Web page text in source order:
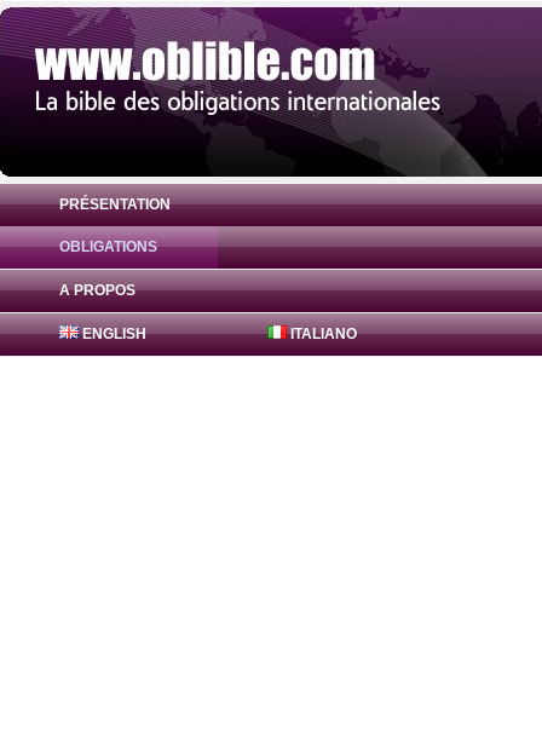
PRÉSENTATION
OBLIGATIONS
A PROPOS
ENGLISH ITALIANO
Obligation FreddieMac Bonds 1.55% (